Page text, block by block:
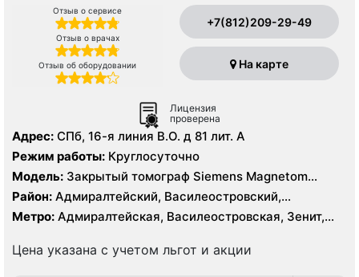
Отзыв о сервисе
Отзыв о врачах
Отзыв об оборудовании
+7(812)209-29-49
На карте
Лицензия
проверена
Адрес: СПб, 16-я линия В.О. д 81 лит. А
Режим работы: Круглосуточно
Модель: Закрытый томограф Siemens Magnetom
Symphony 1.5 Тесла
Район: Адмиралтейский, Василеостровский,
Петроградский, Центральный
Метро: Адмиралтейская, Василеостровская, Зенит,
Чкаловская
Цена указана с учетом льгот и акции